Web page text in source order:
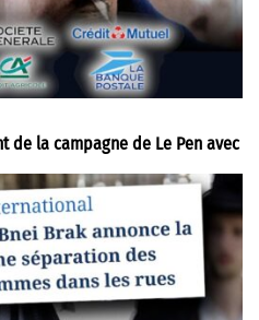
de la campagne de Le Pen avec